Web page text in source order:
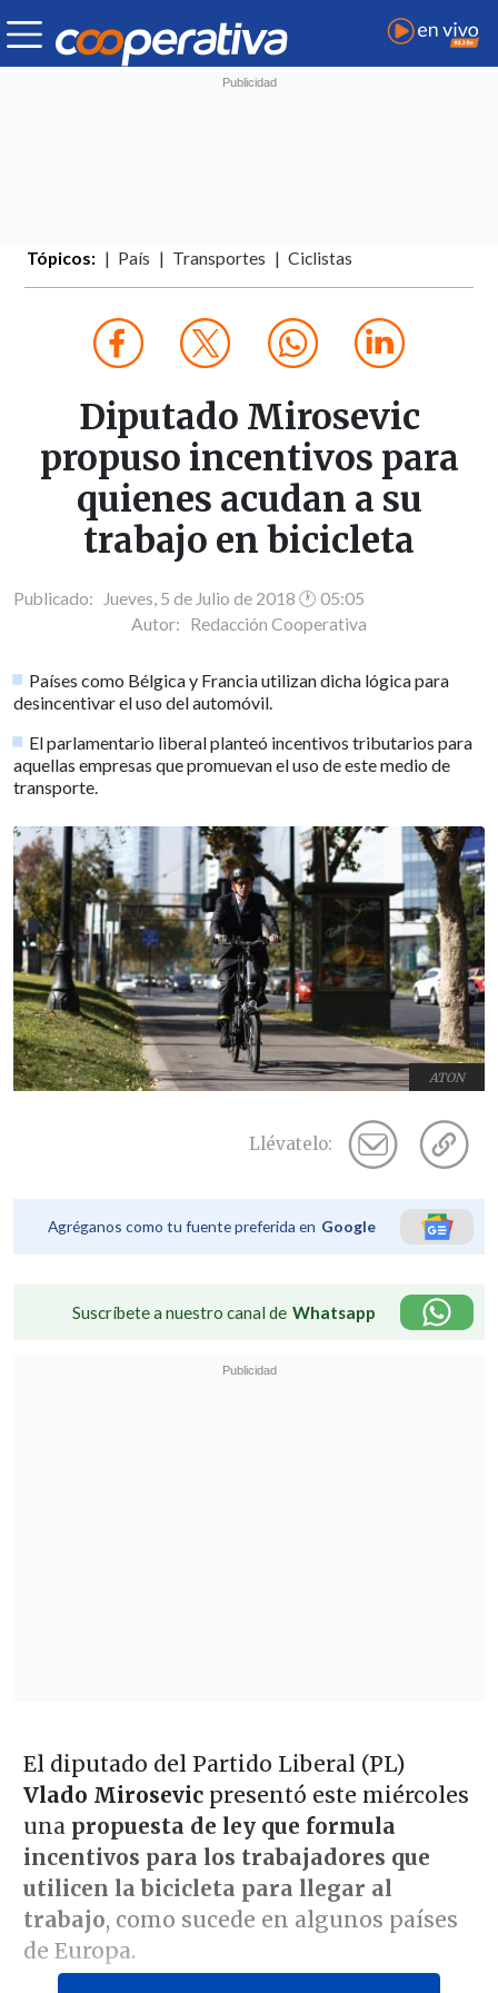
Tópicos: País Transportes Ciclistas
Diputado Mirosevic
propuso incentivos para
quienes acudan a su
trabajo en bicicleta
Publicado: Jueves, 5 de Julio de 2018 🕐 05:05
Autor: Redacción Cooperativa
Países como Bélgica y Francia utilizan dicha lógica para
desincentivar el uso del automóvil.
El parlamentario liberal planteó incentivos tributarios para
aquellas empresas que promuevan el uso de este medio de
transporte.
ATON
Llévatelo:
Agréganos como tu fuente preferida en Google
Suscríbete a nuestro canal de Whatsapp
El diputado del Partido Liberal (PL)
Vlado Mirosevicpresentó este miércoles
una propuesta de ley que formula
incentivos para los trabajadores que
utilicen la bicicleta para llegar al
trabajo, como sucede en algunos países
de Europa.